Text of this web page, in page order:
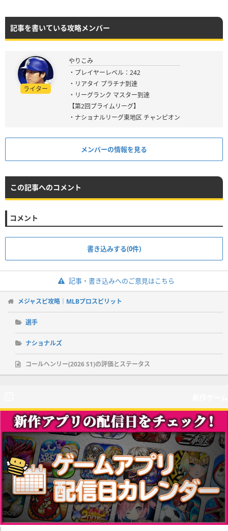
記事を書いている攻略メンバー
ライター
やりこみ
・プレイヤーレベル：242
・リアタイ プラチナ到達
・リーグランク マスター到達
【第2回プライムリーグ】
・ナショナルリーグ東地区 チャンピオン
メンバーの情報を見る
この記事へのコメント
コメント
書き込みする(0件)
記事・書き込みへのご意見はこちら
メジャスピ攻略｜MLBプロスピリット
選手
ナショナルズ
コールヘンリー(2026 S1)の評価とステータス